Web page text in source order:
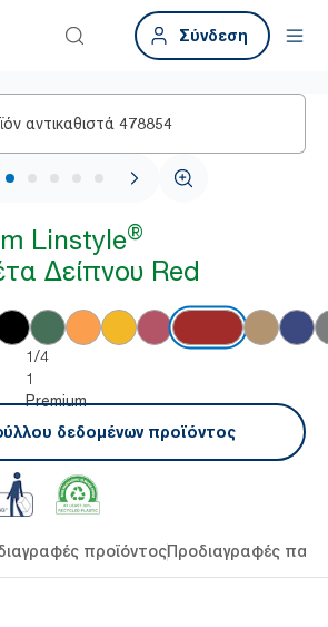
Σύνδεση
αντικαθιστά 478854
1 / 5
Linstyle®
Δείπνου Red
1/4
1
Premium
δεδομένων προϊόντος
προϊόντοςΠροδιαγραφές